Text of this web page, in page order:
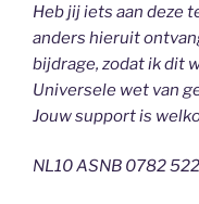
Heb jij iets aan deze
anders hieruit
bijdrage, zodat ik dit
Universele wet van
Jouw support is
NL10 ASNB 0782